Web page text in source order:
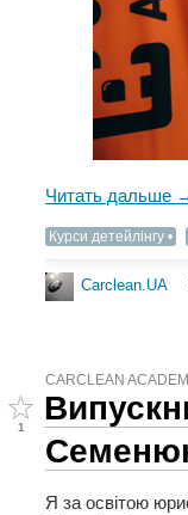
Читать дальше
Курси детейлінгу
Carclean.UA
CARCLEAN
1
Я за освітою